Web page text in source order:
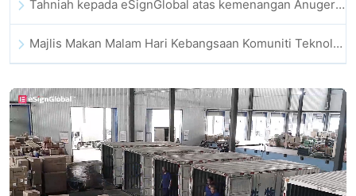
Tahniah kepada eSignGlobal atas kemenangan Anugerah CAHK STAR 2025
Majlis Makan Malam Hari Kebangsaan Komuniti Teknologi dan Inovasi Hong Kong